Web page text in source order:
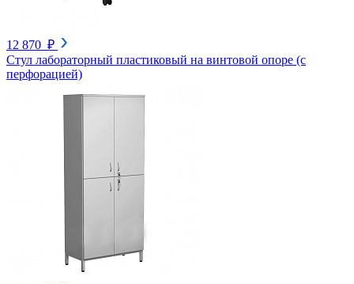
12 870 ₽
Стул лабораторный пластиковый на винтовой опоре (с
перфорацией)